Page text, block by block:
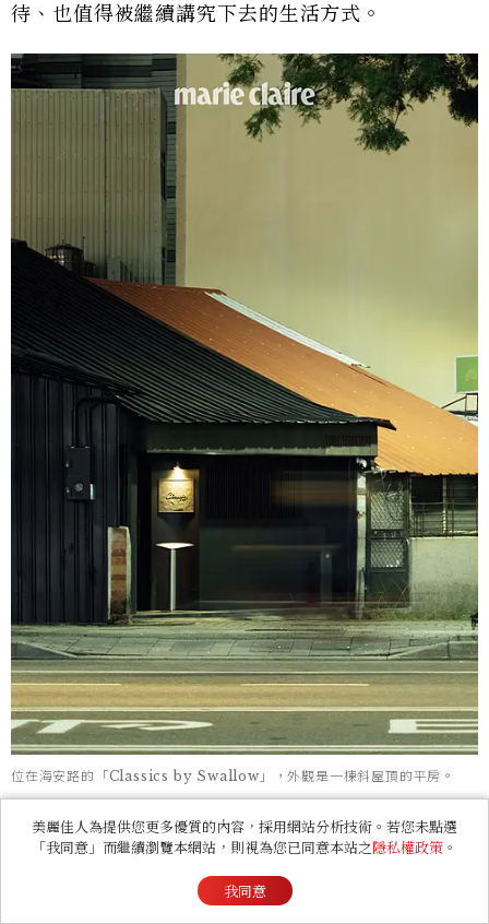
待、也值得被繼續講究下去的生活方式。
位在海安路的「Classics by Swallow」，外觀是一棟斜屋頂的平房。
美麗佳人為提供您更多優質的內容，採用網站分析技術。若您未點選
「我同意」而繼續瀏覽本網站，則視為您已同意本站之隱私權政策 。
我同意